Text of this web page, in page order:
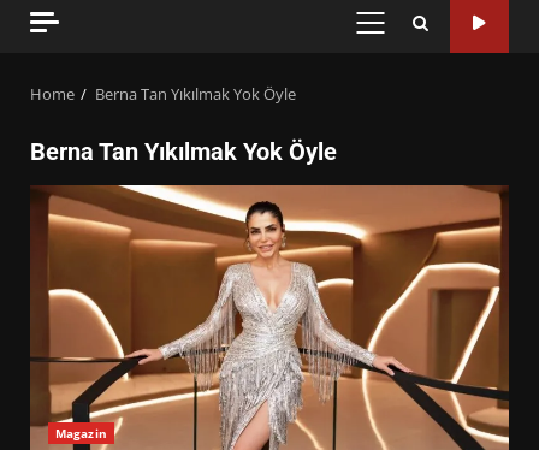
PRIMARY
Home Berna Tan Yıkılmak Yok Öyle
Berna Tan Yıkılmak Yok Öyle
Magazin